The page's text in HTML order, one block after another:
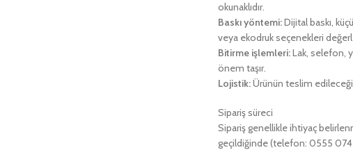
okunaklıdır.
Baskı yöntemi:Dijital baskı,
veya ekodruk seçenekleri
Bitirme işlemleri:Lak, selefon,
önem taşır.
Lojistik:Ürünün teslim
Sipariş süreci
Sipariş genellikle ihtiyaç
geçildiğinde (telefon: 0555 074